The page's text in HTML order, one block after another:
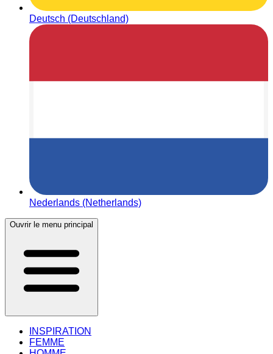
Deutsch (Deutschland)
Nederlands (Netherlands)
Ouvrir le menu principal
INSPIRATION
FEMME